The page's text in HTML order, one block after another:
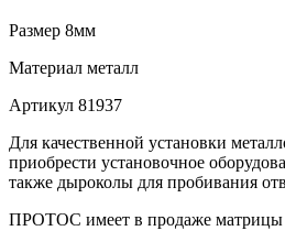
Размер 8мм
Материал металл
Артикул 81937
Для качественной установки
приобрести установочное
также дыроколы для пробивания
ПРОТОС имеет в продаже матрицы